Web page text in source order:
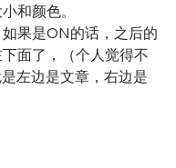
和颜色。
果是ON的话，之后的
面了，（个人觉得不
左边是文章，右边是